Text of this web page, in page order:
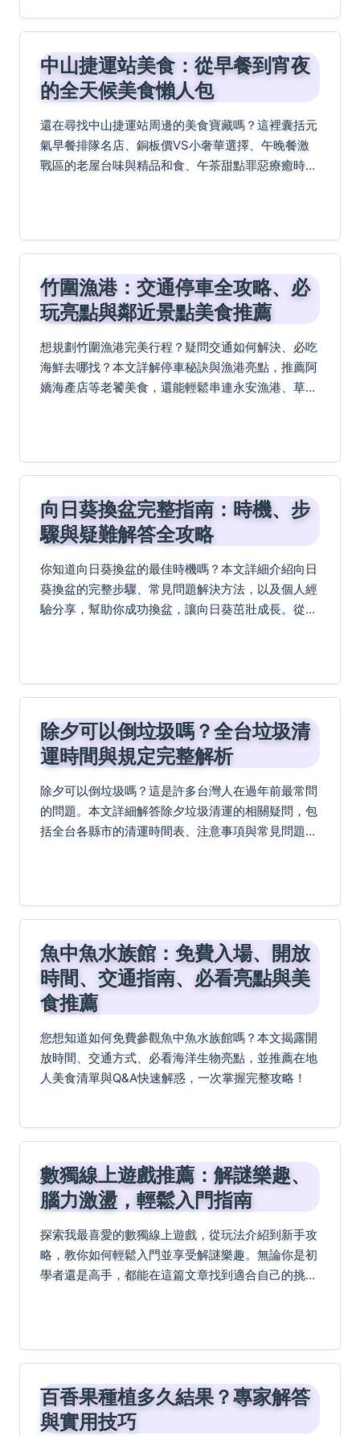
中山捷運站美食：從早餐到宵夜
的全天候美食懶人包
還在尋找中山捷運站周邊的美食寶藏嗎？這裡囊括元
氣早餐排隊名店、銅板價VS小奢華選擇、午晚餐激
戰區的老屋台味與精品和食、午茶甜點罪惡療癒時
竹圍漁港：交通停車全攻略、必
玩亮點與鄰近景點美食推薦
想規劃竹圍漁港完美行程？疑問交通如何解決、必吃
海鮮去哪找？本文詳解停車秘訣與漁港亮點，推薦阿
嬌海產店等老饕美食，還能輕鬆串連永安漁港、草漯
向日葵換盆完整指南：時機、步
驟與疑難解答全攻略
你知道向日葵換盆的最佳時機嗎？本文詳細介紹向日
葵換盆的完整步驟、常見問題解決方法，以及個人經
驗分享，幫助你成功換盆，讓向日葵茁壯成長。從準
除夕可以倒垃圾嗎？全台垃圾清
運時間與規定完整解析
除夕可以倒垃圾嗎？這是許多台灣人在過年前最常問
的問題。本文詳細解答除夕垃圾清運的相關疑問，包
括全台各縣市的清運時間表、注意事項與常見問題解
魚中魚水族館：免費入場、開放
時間、交通指南、必看亮點與美
食推薦
您想知道如何免費參觀魚中魚水族館嗎？本文揭露開
放時間、交通方式、必看海洋生物亮點，並推薦在地
人美食清單與Q&A快速解惑，一次掌握完整攻略！
數獨線上遊戲推薦：解謎樂趣、
腦力激盪，輕鬆入門指南
探索我最喜愛的數獨線上遊戲，從玩法介紹到新手攻
略，教你如何輕鬆入門並享受解謎樂趣。無論你是初
學者還是高手，都能在這篇文章找到適合自己的挑戰
百香果種植多久結果？專家解答
與實用技巧